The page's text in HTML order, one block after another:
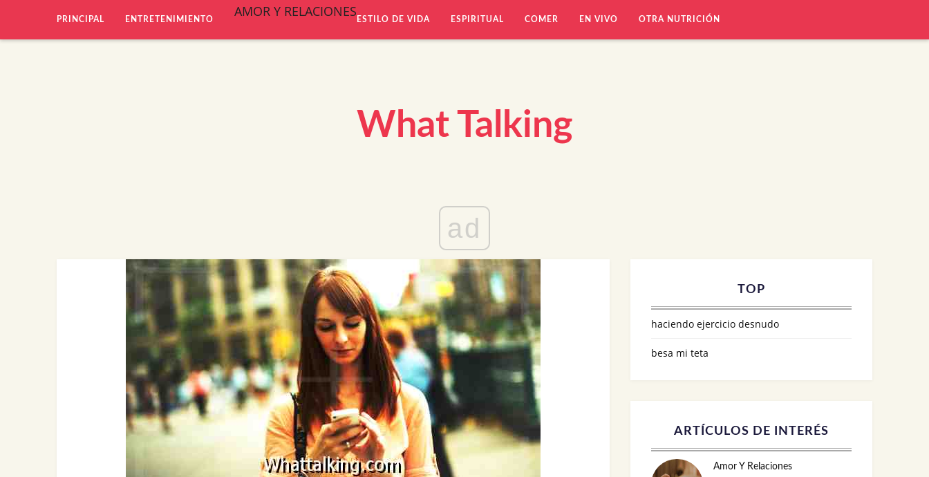
PRINCIPAL ENTRETENIMIENTO AMOR Y RELACIONES ESTILO DE VIDA ESPIRITUAL COMER EN VIVO OTRA NUTRICIÓN
What Talking
ad
TOP
haciendo ejercicio desnudo
besa mi teta
ARTÍCULOS DE INTERÉS
Amor Y Relaciones